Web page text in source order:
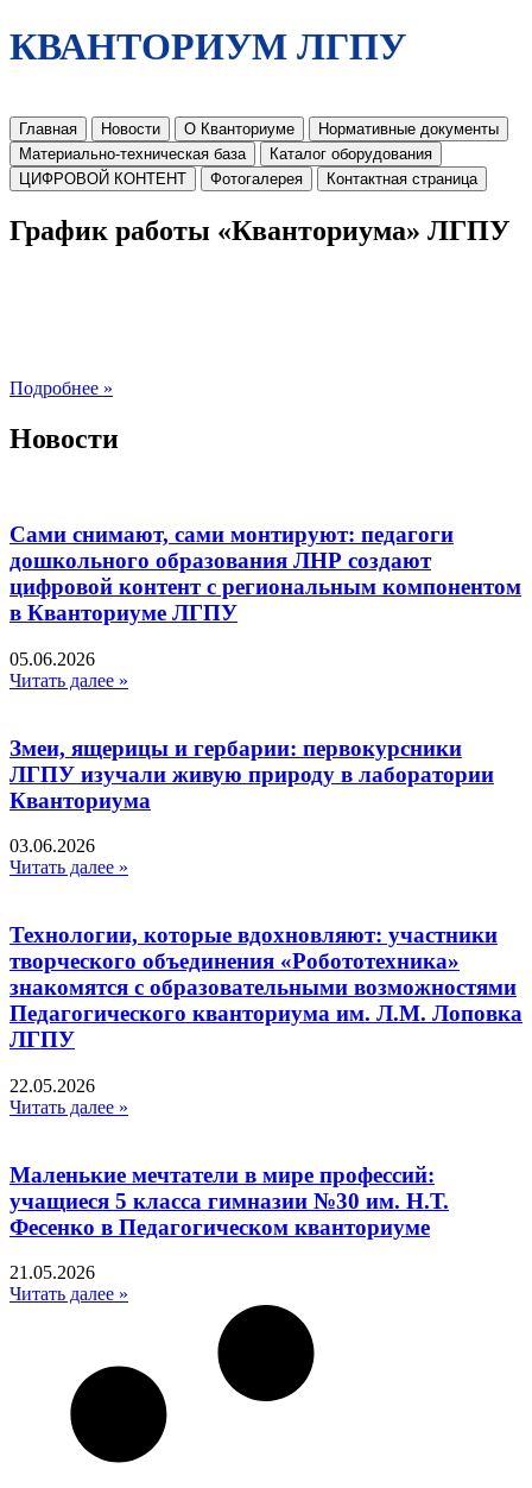
КВАНТОРИУМ ЛГПУ
Главная Новости О Кванториуме
Нормативные документы
Материально-техническая база
Каталог оборудования
ЦИФРОВОЙ КОНТЕНТ
Фотогалерея Контактная страница
График работы «Кванториума» ЛГПУ
Подробнее »
Новости
Сами снимают, сами монтируют: педагоги
дошкольного образования ЛНР создают
цифровой контент с региональным компонентом
в Кванториуме ЛГПУ​
05.06.2026
Читать далее »
Змеи, ящерицы и гербарии: первокурсники
ЛГПУ изучали живую природу в лаборатории
Кванториума
03.06.2026
Читать далее »
Технологии, которые вдохновляют: участники
творческого объединения «Робототехника»
знакомятся с образовательными возможностями
Педагогического кванториума им. Л.М. Лоповка
ЛГПУ
22.05.2026
Читать далее »
Маленькие мечтатели в мире профессий:
учащиеся 5 класса гимназии №30 им. Н.Т.
Фесенко в Педагогическом кванториуме
21.05.2026
Читать далее »